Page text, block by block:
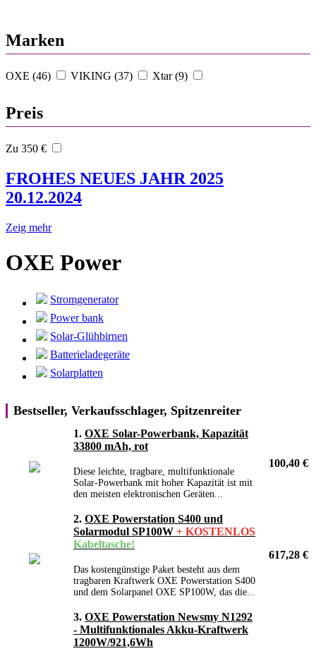
Marken
OXE (46) VIKING (37) Xtar (9)
Preis
Zu 350 €
FROHES NEUES JAHR 2025
20.12.2024
Zeig mehr
OXE Power
Stromgenerator
Power bank
Solar-Glühbirnen
Batterieladegeräte
Solarplatten
Bestseller, Verkaufsschlager, Spitzenreiter
1. OXE Solar-Powerbank, Kapazität
33800 mAh, rot
Diese leichte, tragbare, multifunktionale
Solar-Powerbank mit hoher Kapazität ist mit
den meisten elektronischen Geräten...
100,40 €
2. OXE Powerstation S400 und
Solarmodul SP100W + KOSTENLOS
Kabeltasche!
Das kostengünstige Paket besteht aus dem
tragbaren Kraftwerk OXE Powerstation S400
und dem Solarpanel OXE SP100W, das die...
617,28 €
3. OXE Powerstation Newsmy N1292
- Multifunktionales Akku-Kraftwerk
1200W/921,6Wh